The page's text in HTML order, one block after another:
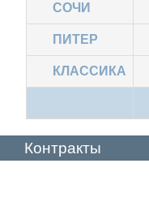
СОЧИ
ПИТЕР
КЛАССИКА
Контракты